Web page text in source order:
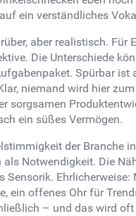
ein verständliches
aber realistisch.
Die Unterschiede
Spürbar
niemand wird hier
sorgsamen
ein süßes Vermögen.
der Branche
als Notwendigkeit. Die
ein offenes Ohr für
– und das wird